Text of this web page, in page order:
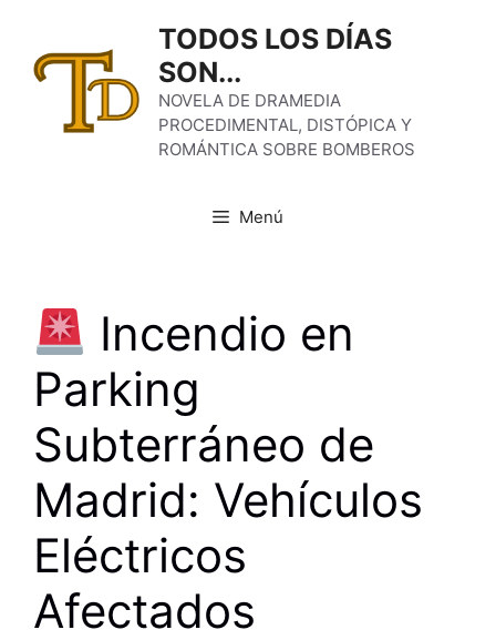
contenido
TODOS LOS DÍAS
SON...
NOVELA DE DRAMEDIA
PROCEDIMENTAL, DISTÓPICA Y
ROMÁNTICA SOBRE BOMBEROS
Menú
Incendio en
Parking
Subterráneo de
Madrid: Vehículos
Eléctricos
Afectados